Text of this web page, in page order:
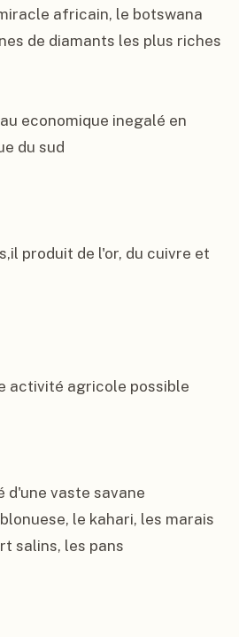
africain, le botswana
de diamants les plus riches
economique inegalé en
du sud
produit de l'or, du cuivre et
activité agricole possible
d'une vaste savane
le kahari, les marais
salins, les pans